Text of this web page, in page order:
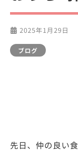
2025年1月29日
ブログ
先日、仲の良い